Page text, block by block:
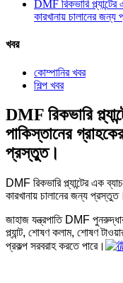
DMF রিকভারি
কারখানায় চালানের
খবর
কোম্পানির খবর
শিল্প খবর
DMF রিকভারি
পাকিস্তানের
প্রস্তুত।
DMF রিকভারি প্ল্যান্টের এক
কারখানায় চালানের জন্য প্রস্তুত।
জাহাজ যন্ত্রপাতি DMF
প্ল্যান্ট, শোষণ কলাম, শোষণ
প্রকল্প সরবরাহ করতে পারে।